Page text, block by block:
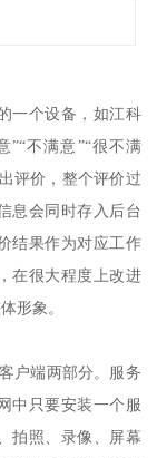
一个设备，如江科
”“不满意”“很不满
评价，整个评价过
息会同时存入后台
结果作为对应工作
在很大程度上改进
形象。
户端两部分。服务
中只要安装一个服
拍照、录像、屏幕